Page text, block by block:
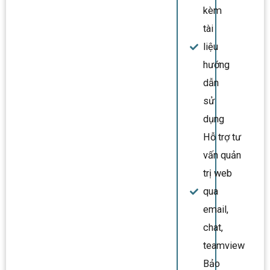
kèm
tài
liệu
hướng
dẫn
sử
dụng
Hỗ trợ tư
vấn quản
trị web
qua
email,
chat,
teamview
Bảo